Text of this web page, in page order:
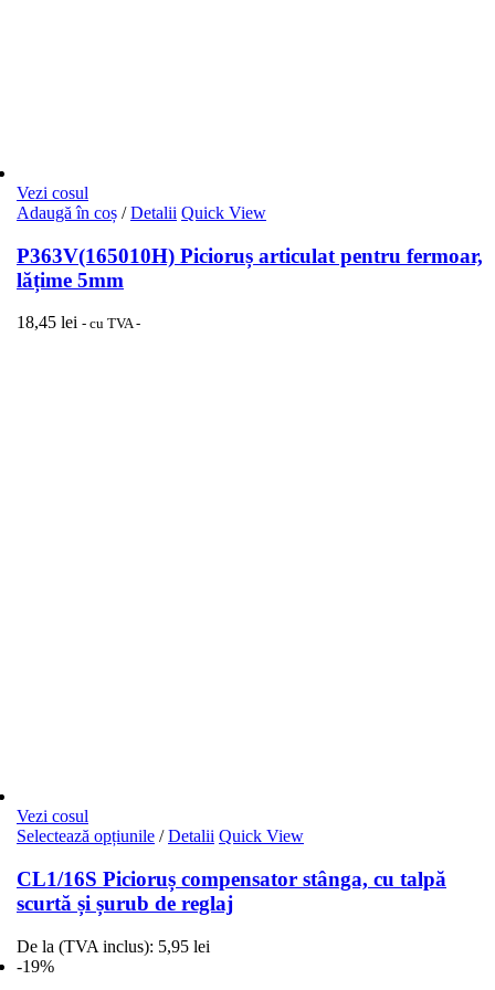
Vezi cosul
Adaugă în coș / Detalii Quick View
P363V(165010H) Picioruș articulat pentru fermoar,
lățime 5mm
18,45 lei - cu TVA -
Vezi cosul
Selectează opțiunile Acest
are
mai
multe
Opțiunile
/ Detalii Quick View
CL1/16S Picioruș compensator stânga, cu talpă
scurtă și șurub de reglaj
De la (TVA inclus): 5,95 lei
-19%